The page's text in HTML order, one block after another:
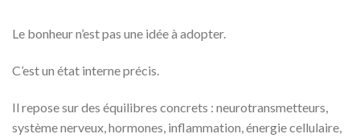
Le bonheur n’est pas une idée à adopter.
C’est un état interne précis.
Il repose sur des équilibres concrets : neurotransmetteurs,
système nerveux, hormones, inflammation, énergie cellulaire,